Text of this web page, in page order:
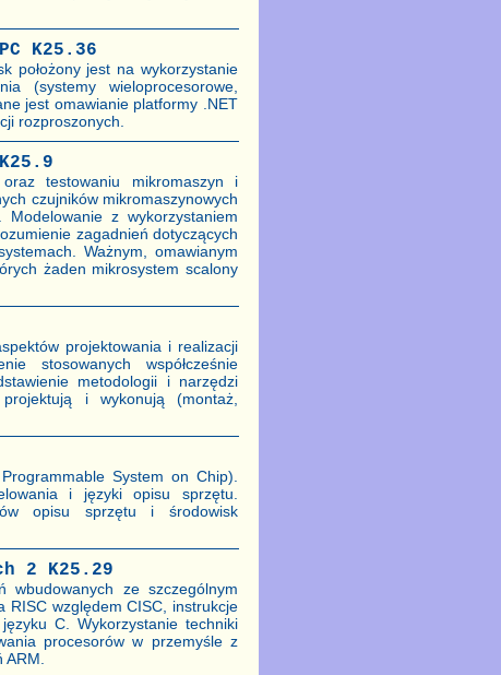
K25.36
położony jest na wykorzystanie
(systemy wieloprocesorowe,
jest omawianie platformy .NET
rozproszonych.
testowaniu mikromaszyn i
czujników mikromaszynowych
Modelowanie z wykorzystaniem
zagadnień dotyczących
Ważnym, omawianym
żaden mikrosystem scalony
projektowania i realizacji
stosowanych współcześnie
metodologii i narzędzi
i wykonują (montaż,
System on Chip).
i języki opisu sprzętu.
opisu sprzętu i środowisk
2 K25.29
wbudowanych ze szczególnym
RISC względem CISC, instrukcje
C. Wykorzystanie techniki
procesorów w przemyśle z
ARM.